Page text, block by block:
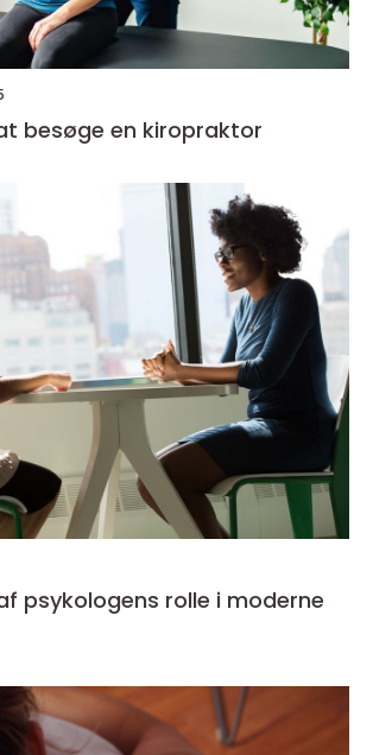
besøge en kiropraktor
psykologens rolle i moderne